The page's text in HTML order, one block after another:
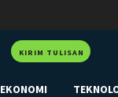
KIRIM TULISAN
EKONOMI